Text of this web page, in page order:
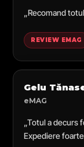
„Recomand
REVIEW EMAG
Gelu
eMAG
„Totul a decurs
Expediere